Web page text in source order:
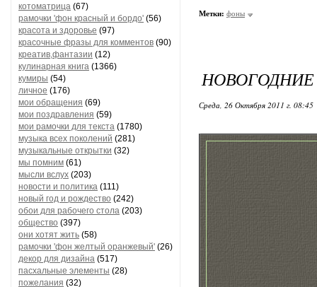
котоматрица (67)
рамочки 'фон красный и бордо' (56)
красота и здоровье (97)
красочные фразы для комментов (90)
креатив,фантазии (12)
кулинарная книга (1366)
кумиры (54)
личное (176)
мои обращения (69)
мои поздравления (59)
мои рамочки для текста (1780)
музыка всех поколений (281)
музыкальные открытки (32)
мы помним (61)
мысли вслух (203)
новости и политика (111)
новый год и рождество (242)
обои для рабочего стола (203)
общество (397)
они хотят жить (58)
рамочки 'фон желтый оранжевый' (26)
декор для дизайна (517)
пасхальные элементы (28)
пожелания (32)
Метки: фоны
Среда, 26 Октября 2011 г. 08:45